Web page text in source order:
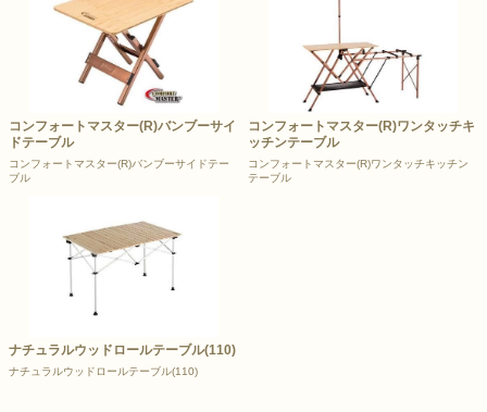
コンフォートマスター(R)バンブーサイ
ドテーブル
コンフォートマスター(R)バンブーサイドテー
ブル
コンフォートマスター(R)ワンタッチキ
ッチンテーブル
コンフォートマスター(R)ワンタッチキッチン
テーブル
ナチュラルウッドロールテーブル(110)
ナチュラルウッドロールテーブル(110)